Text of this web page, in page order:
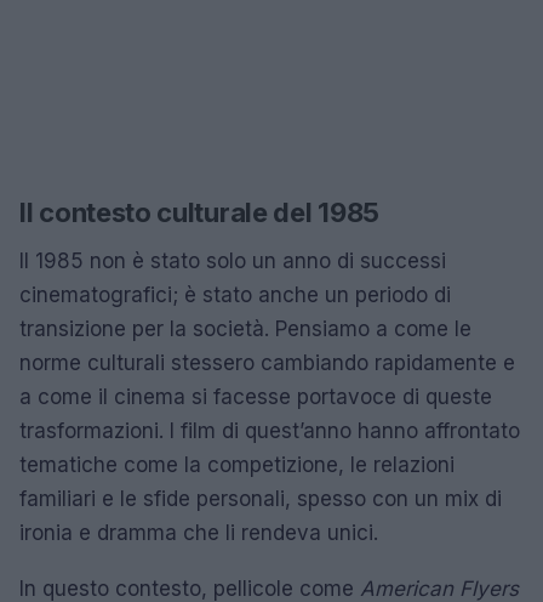
Il contesto culturale del 1985
Il 1985 non è stato solo un anno di successi
cinematografici; è stato anche un periodo di
transizione per la società. Pensiamo a come le
norme culturali stessero cambiando rapidamente e
a come il cinema si facesse portavoce di queste
trasformazioni. I film di quest’anno hanno affrontato
tematiche come la competizione, le relazioni
familiari e le sfide personali, spesso con un mix di
ironia e dramma che li rendeva unici.
In questo contesto, pellicole come American Flyers